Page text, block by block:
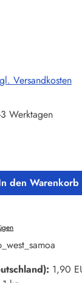
Versandkosten
Werktagen
Gib den
den Warenkorb
1,90